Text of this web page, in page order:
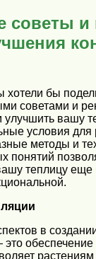
советы
хотели бы
советами и
улучшить вашу
условия для
методы и
понятий
теплицу еще
в
растениям